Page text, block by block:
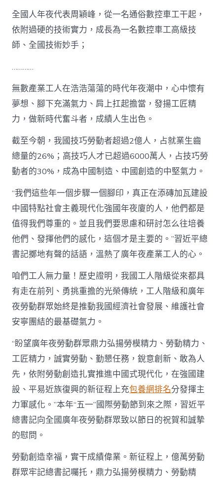
全國人年夜代表周穎峰，從一名通俗數控車工干起，
依附過硬的技術實力，成長為一名數控車工高級技
師、全國技術妙手；
…………
無數產業工人在浩浩蕩蕩的時代年夜潮中，心中懷有
夢想、腳下充滿氣力、肩上扛起擔當，發揚工匠精
力，做新時代奮斗者，成績人生出色。
截至今朝，我國技巧勞動者超過2億人，占就業生齒
總量的26%；高技巧人才已超過6000萬人，占技巧勞
動者的30%，成為中國制造、中國創造的中堅氣力。
“我們這些年一個步驟一個腳印，真正在添磚加瓦建設
中國特點社會主義現代化強國年夜廈的人，他們都是
值得我們尊重的。並且我們要思慮和研討怎么往培養
他們、發揮他們的感化，這個才是主要的。”習近平總
書記擲地有聲的話語，溫熱了廣年夜產業工人的心。
咱們工人無力量！歷史證明，我國工人階級從來都具
有走在前列、勇挑重擔的光榮傳統，工人階級和廣年
夜勞動群眾始終是推動我國經濟社會發展、維護社會
安寧團結的最基礎氣力。
“盼望廣年夜勞動群眾鼎力弘揚勞模精力、勞動精力、
工匠精力，誠實勞動、勤懇任務，銳意創新、敢為人
先，依附勞動創造扎實推進中國式現代化，在強國建
設、平易近族復興的新征程上充包養網排名分發揮主
力軍感化。”本年“五一”國際勞動節到來之際，習近平
總書記向全國廣年夜勞動群眾致以節日的祝賀和誠摯
的慰問。
勞動創造幸福，實干成績偉業。新征程上，億萬勞動
群眾牢記總書記囑托，鼎力弘揚勞模精力、勞動精